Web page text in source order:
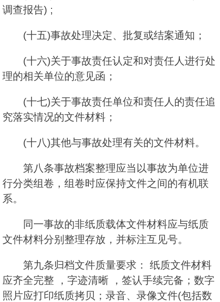
调查报告) ;
(十五)事故处理决定、批复或结案通知；
(十六)关于事故责任认定和对责任人进行处
理的相关单位的意见函；
(十七)关于事故责任单位和责任人的责任追
究落实情况的文件材料；
(十八)其他与事故处理有关的文件材料。
第八条事故档案整理应当以事故为单位进
行分类组卷，组卷时应保持文件之间的有机联
系。
同一事故的非纸质载体文件材料应与纸质
文件材料分别整理存放，并标注互见号。
第九条归档文件质量要求： 纸质文件材料
应齐全完整 ，字迹清晰 ，签认手续完备；数字
照片应打印纸质拷贝；录音、录像文件(包括数